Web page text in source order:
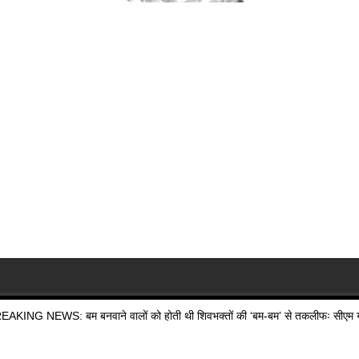
NEWS: बम बनवाने वालों को होती थी शिवभक्तों की ‘बम-बम’ से तकलीफः सीएम